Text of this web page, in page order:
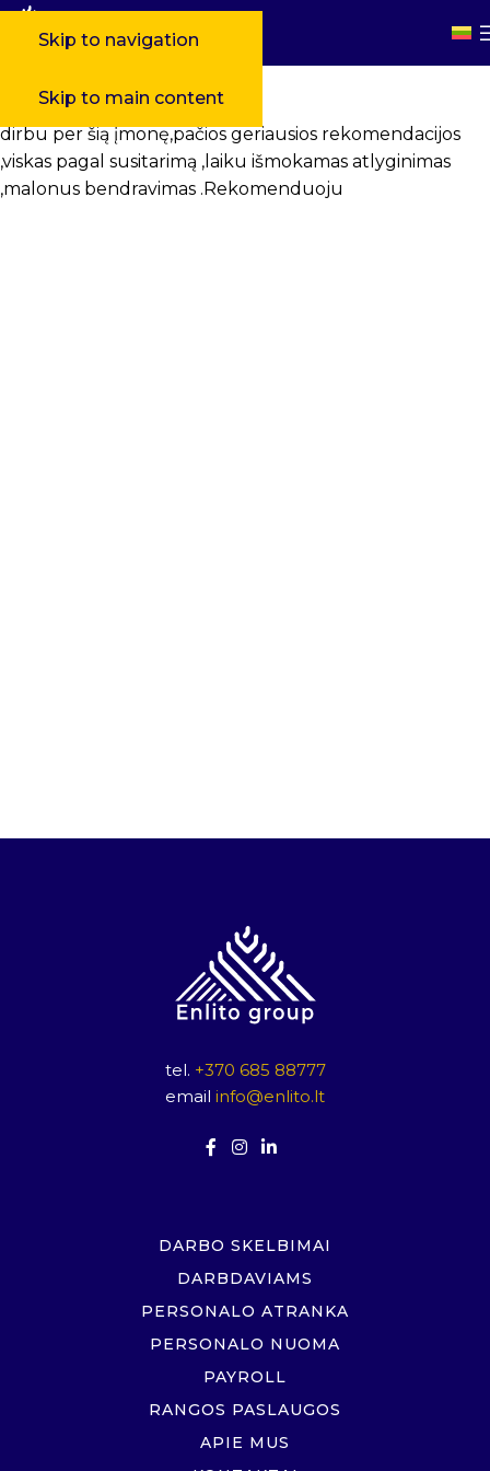
Skip to navigation
Skip to main content
dirbu per šią įmonę,pačios geriausios rekomendacijos
,viskas pagal susitarimą ,laiku išmokamas atlyginimas
,malonus bendravimas .Rekomenduoju
tel. +370 685 88777
email info@enlito.lt
DARBO SKELBIMAI
DARBDAVIAMS
PERSONALO ATRANKA
PERSONALO NUOMA
PAYROLL
RANGOS PASLAUGOS
APIE MUS